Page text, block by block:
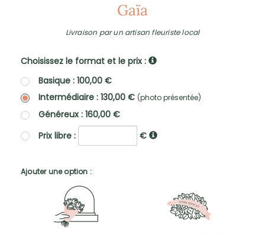
Gaïa
Livraison par un artisan fleuriste local
Choisissez le format et le prix :
Basique : 100,00 €
Intermédiaire : 130,00 € (photo présentée)
Généreux : 160,00 €
Prix libre :
€
Ajouter une option :